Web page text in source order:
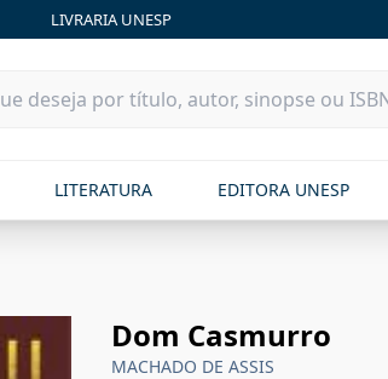
LIVRARIA UNESP
LITERATURA EDITORA UNESP
Dom Casmurro
MACHADO DE ASSIS